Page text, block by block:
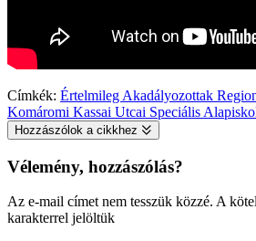
Címkék: Értelmileg Akadályozottak
Komáromi Kassai Utcai Speciális
Hozzászólok a cikkhez
Vélemény, hozzászólás?
Az e-mail címet nem tesszük közzé. A
karakterrel jelöltük